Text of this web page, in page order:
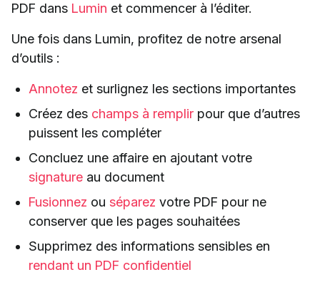
PDF dans Lumin et commencer à l’éditer.
Une fois dans Lumin, profitez de notre arsenal
d’outils :
Annotez et surlignez les sections importantes
Créez des champs à remplir pour que d’autres
puissent les compléter
Concluez une affaire en ajoutant votre
signature au document
Fusionnez ou séparez votre PDF pour ne
conserver que les pages souhaitées
Supprimez des informations sensibles en
rendant un PDF confidentiel